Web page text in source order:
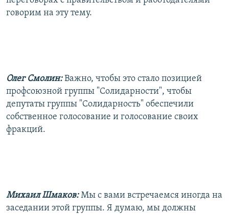
говорим на эту тему.
Олег Смолин: Важно, чтобы это стало позицией
профсоюзной группы "Солидарности", чтобы
депутаты группы "Солидарность" обеспечили
собственное голосование и голосование своих
фракций.
Михаил Шмаков: Мы с вами встречаемся иногда на
заседании этой группы. Я думаю, мы должны